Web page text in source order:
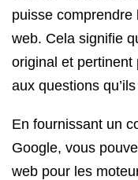
puisse
web. Cela signifie
original et pertinent
aux questions
En fournissant un
Google, vous
web pour les